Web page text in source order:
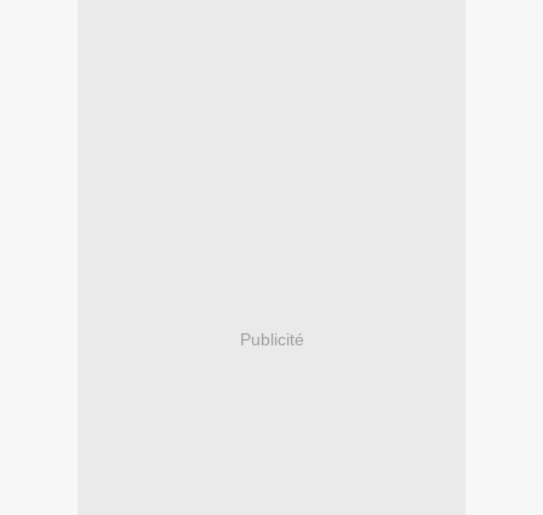
Publicité